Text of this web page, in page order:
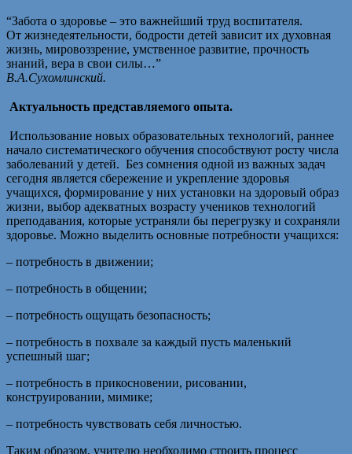
“Забота о здоровье – это важнейший труд воспитателя.
От жизнедеятельности, бодрости детей зависит их духовная
жизнь, мировоззрение, умственное развитие, прочность
знаний, вера в свои силы…”
В.А.Сухомлинский.
Актуальность представляемого опыта.
Использование новых образовательных технологий, раннее
начало систематического обучения способствуют росту числа
заболеваний у детей. Без сомнения одной из важных задач
сегодня является сбережение и укрепление здоровья
учащихся, формирование у них установки на здоровый образ
жизни, выбор адекватных возрасту учеников технологий
преподавания, которые устраняли бы перегрузку и сохраняли
здоровье. Можно выделить основные потребности учащихся:
– потребность в движении;
– потребность в общении;
– потребность ощущать безопасность;
– потребность в похвале за каждый пусть маленький
успешный шаг;
– потребность в прикосновении, рисовании,
конструировании, мимике;
– потребность чувствовать себя личностью.
Таким образом, учителю необходимо строить процесс